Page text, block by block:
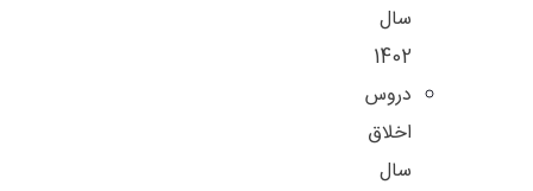
سال
1402
دروس
اخلاق
سال